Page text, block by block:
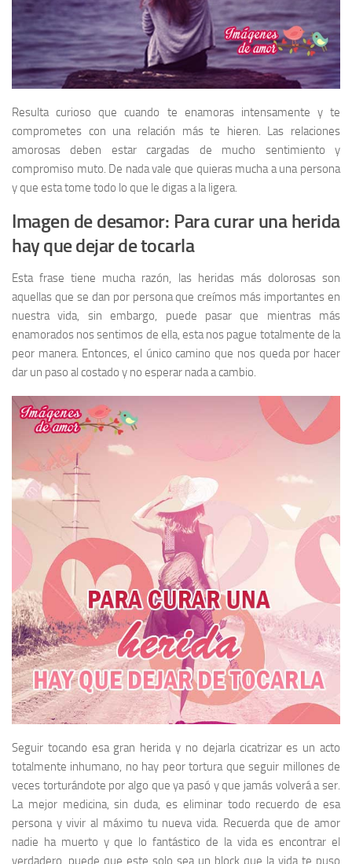
Resulta curioso que cuando te enamoras intensamente y te
comprometes con una relación más te hieren. Las relaciones
amorosas deben estar cargadas de mucho sentimiento y
compromiso muto. De nada vale que quieras mucha a una persona
y que esta tome todo lo que le digas a la ligera.
Imagen de desamor: Para curar una herida
hay que dejar de tocarla
Esta frase tiene mucha razón, las heridas más dolorosas son
aquellas que se dan por persona que creímos más importantes en
nuestra vida, sin embargo, puede pasar que mientras más
enamorados nos sentimos de ella, esta nos pague totalmente de la
peor manera. Entonces, el único camino que nos queda por hacer
dar un paso al costado y no esperar nada a cambio.
Seguir tocando esa gran herida y no dejarla cicatrizar es un acto
totalmente inhumano, no hay peor tortura que seguir millones de
veces torturándote por algo que ya pasó y que jamás volverá a ser.
La mejor medicina, sin duda, es eliminar todo recuerdo de esa
persona y vivir al máximo tu nueva vida. Recuerda que de amor
nadie ha muerto y que lo fantástico de la vida es encontrar el
verdadero, puede que este solo sea un block que la vida te puso